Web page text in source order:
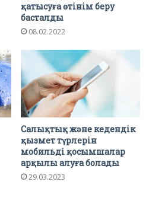
қатысуға өтінім беру
басталды
08.02.2022
Салықтық және кедендік
қызмет түрлерін
мобильді қосымшалар
арқылы алуға болады
29.03.2023